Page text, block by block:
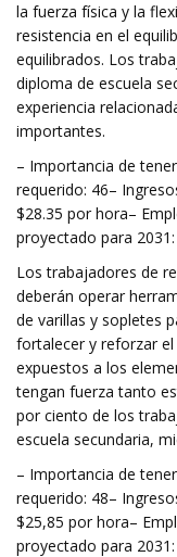
la fuerza física y la
resistencia en el
equilibrados. Los
diploma de escuela
experiencia
importantes.
– Importancia de
requerido: 46–
$28.35 por hora–
proyectado para
Los trabajadores de
deberán operar
de varillas y sopletes
fortalecer y reforzar
expuestos a los
tengan fuerza tanto
por ciento de los
escuela secundaria,
– Importancia de
requerido: 48–
$25,85 por hora–
proyectado para